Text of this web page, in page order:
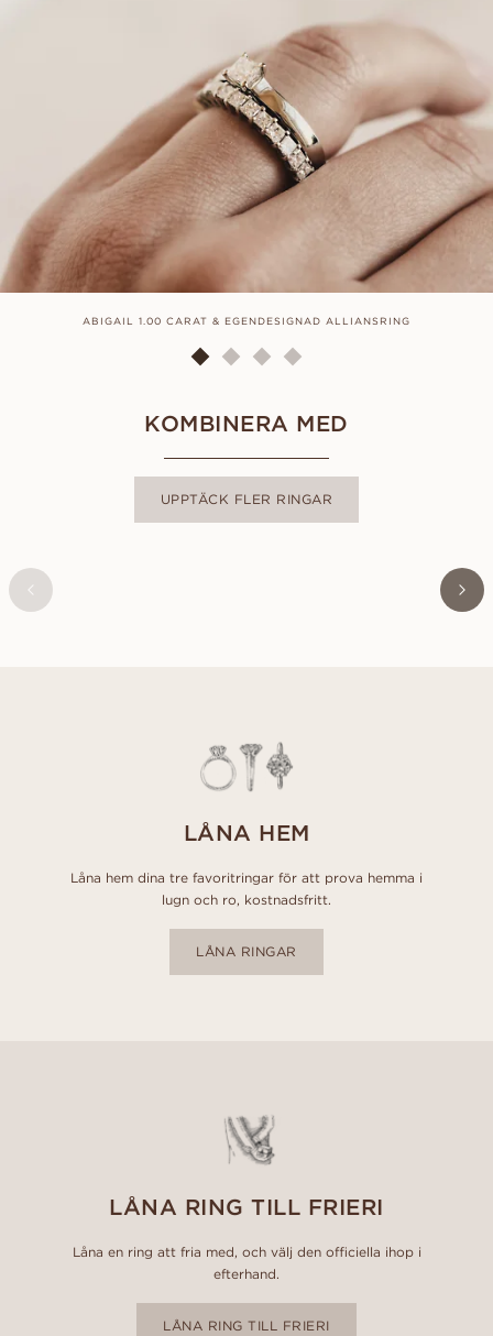
ABIGAIL 1.00 CARAT & EGENDESIGNAD ALLIANSRING
KOMBINERA MED
UPPTÄCK FLER RINGAR
LÅNA HEM
Låna hem dina tre favoritringar för att prova hemma i
lugn och ro, kostnadsfritt.
LÅNA RINGAR
LÅNA RING TILL FRIERI
Låna en ring att fria med, och välj den officiella ihop i
efterhand.
LÅNA RING TILL FRIERI